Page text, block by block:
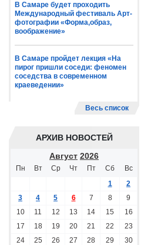
В Самаре будет проходить
Международный фестиваль Арт-
фотографии «Форма,образ,
воображение»
В Самаре пройдет лекция «На
пирог пришли соседи: феномен
соседства в современном
краеведении»
Весь список
АРХИВ НОВОСТЕЙ
Август 2026
Пн Вт Ср Чт Пт Сб
Вс
1
2
3
4 5 6 7 8
9
10
11 12 13 14 15
16
17
18 19 20 21 22
23
24
25 26 27 28 29
30